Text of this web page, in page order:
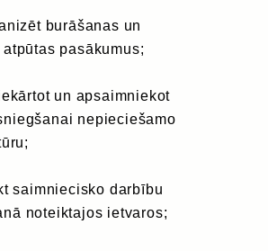
burāšanas un
pasākumus;
un apsaimniekot
nepieciešamo
saimniecisko darbību
noteiktajos ietvaros;